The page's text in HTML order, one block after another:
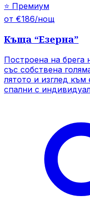
⭐ Премиум
от €186/нощ
Къща “Езерна”
Построена на брега
със собствена
лятото и изглед
спални с